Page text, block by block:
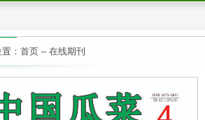
： 首页 – 在线期刊